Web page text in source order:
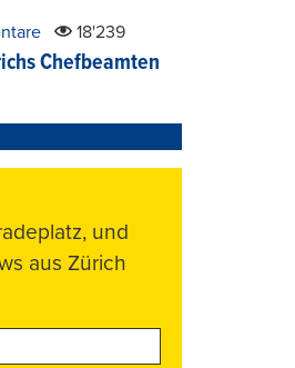
18'239
Chefbeamten
und
aus Zürich